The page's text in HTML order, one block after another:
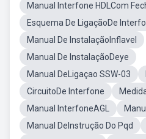
Manual Interfone HDLCom
Esquema De LigaçãoDe
Manual De InstalaçãoInflavel
Manual De InstalaçãoDeye
Manual DeLigaçao SSW-03
CircuitoDe Interfone
Manual InterfoneAGL
Manual DeInstrução Do Pqd